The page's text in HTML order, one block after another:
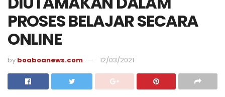
PROSES BELAJAR SECARA
ONLINE
by boaboanews.com 12/03/2021